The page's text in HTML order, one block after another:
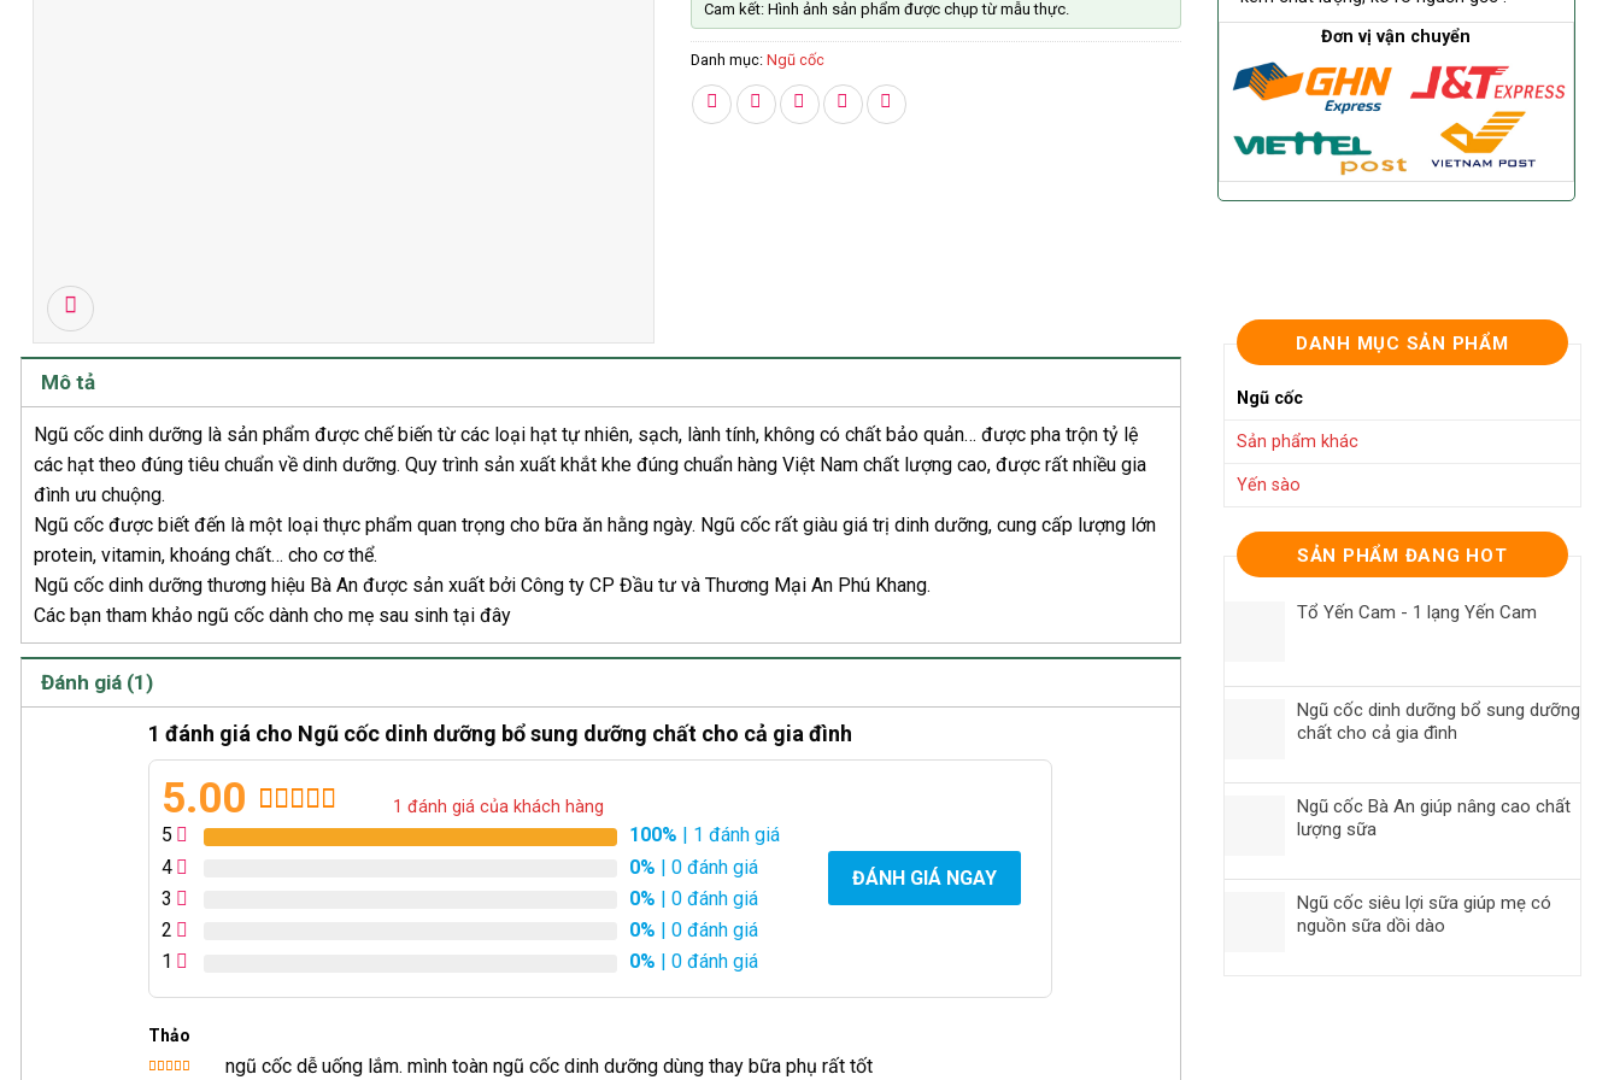
Cam kết: Hình ảnh sản phẩm được chụp từ mẫu thực.
Danh mục: Ngũ cốc
Đơn vị vận chuyển
Mô tả
Ngũ cốc dinh dưỡng là sản phẩm được chế biến từ các loại hạt tự nhiên, sạch, lành tính, không có chất bảo quản… được pha trộn tỷ lệ
các hạt theo đúng tiêu chuẩn về dinh dưỡng. Quy trình sản xuất khắt khe đúng chuẩn hàng Việt Nam chất lượng cao, được rất nhiều gia
đình ưu chuộng.
Ngũ cốc được biết đến là một loại thực phẩm quan trọng cho bữa ăn hằng ngày. Ngũ cốc rất giàu giá trị dinh dưỡng, cung cấp lượng lớn
protein, vitamin, khoáng chất… cho cơ thể.
Ngũ cốc dinh dưỡng thương hiệu Bà An được sản xuất bởi Công ty CP Đầu tư và Thương Mại An Phú Khang.
Các bạn tham khảo ngũ cốc dành cho mẹ sau sinh tại đây
Đánh giá (1)
1 đánh giá cho Ngũ cốc dinh dưỡng bổ sung dưỡng chất cho cả gia đình
5.00
5.00trên 5
1
1 đánh giá của khách hàng
5 100% | 1 đánh giá
4
0% | 0 đánh giá
3
0% | 0 đánh giá
2
0% | 0 đánh giá
1
0% | 0 đánh giá
ĐÁNH GIÁ NGAY
Thảo
ngũ cốc dễ uống lắm. mình toàn ngũ cốc dinh dưỡng dùng thay bữa phụ rất tốt
DANH MỤC SẢN PHẨM
Ngũ cốc
Sản phẩm khác
Yến sào
SẢN PHẨM ĐANG HOT
Tổ Yến Cam - 1 lạng Yến Cam
Ngũ cốc dinh dưỡng bổ sung dưỡng
chất cho cả gia đình
Ngũ cốc Bà An giúp nâng cao chất
lượng sữa
Ngũ cốc siêu lợi sữa giúp mẹ có
nguồn sữa dồi dào